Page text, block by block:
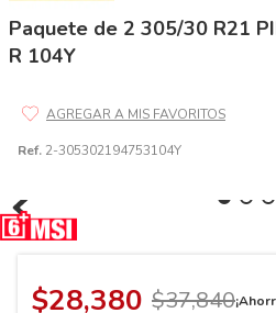
Paquete de 2 305/30 R21
R 104Y
Ref. 2-305302194753104Y
$28,380 $37,840
7 245